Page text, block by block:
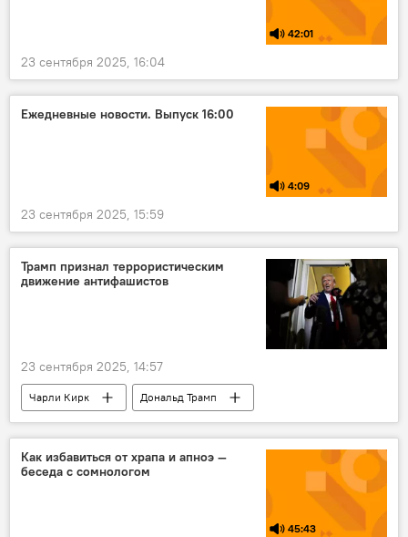
42:01
23 сентября 2025, 16:04
Ежедневные новости. Выпуск 16:00
4:09
23 сентября 2025, 15:59
Трамп признал террористическим
движение антифашистов
23 сентября 2025, 14:57
Чарли Кирк
Дональд Трамп
убийство
В мире
США
терроризм
Как избавиться от храпа и апноэ —
беседа с сомнологом
45:43